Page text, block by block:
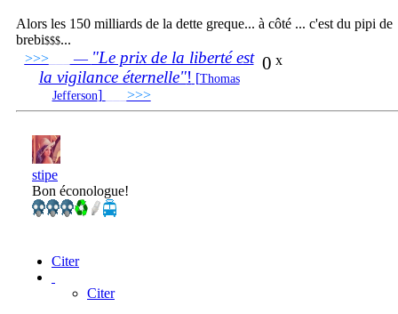
Alors les 150 milliards de la dette greque... à côté ... c'est du pipi de
brebi$$$...
0 x
>>>___ — "Le prix de la liberté est
la vigilance éternelle"! [Thomas
Jefferson] >>>______________________________
stipe
Bon éconologue!
Citer
Citer